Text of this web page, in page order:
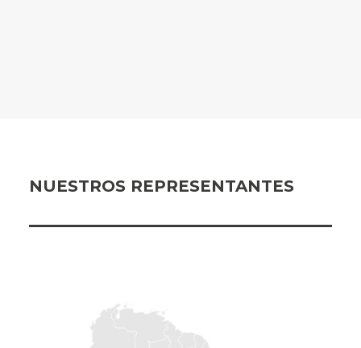
NUESTROS REPRESENTANTES